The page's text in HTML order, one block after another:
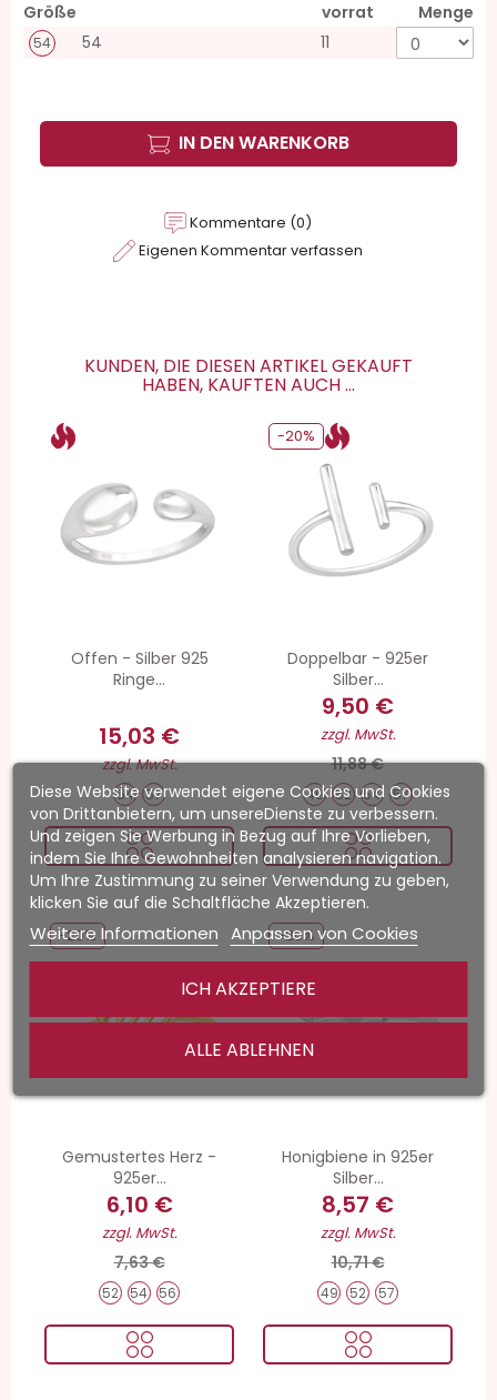
Größe vorrat Menge
54 54 11
IN DEN WARENKORB
Kommentare (0)
Eigenen Kommentar verfassen
KUNDEN, DIE DIESEN ARTIKEL GEKAUFT
HABEN, KAUFTEN AUCH ...
Offen - Silber 925
Ringe...
15,03 €
zzgl. MwSt.
54 57
Doppelbar - 925er
Silber...
9,50 €
zzgl. MwSt.
11,88 €
49 52 54 57
-20%
Gemustertes Herz -
925er...
6,10 €
zzgl. MwSt.
7,63 €
52 54 56
-20%
Honigbiene in 925er
Silber...
8,57 €
zzgl. MwSt.
10,71 €
49 52 57
-20%
Diese Website verwendet eigene Cookies und Cookies
von Drittanbietern, um unsereDienste zu verbessern.
Und zeigen Sie Werbung in Bezug auf Ihre Vorlieben,
indem Sie Ihre Gewohnheiten analysieren navigation.
Um Ihre Zustimmung zu seiner Verwendung zu geben,
klicken Sie auf die Schaltfläche Akzeptieren.
Weitere Informationen Anpassen von Cookies
ALLE ABLEHNEN
ICH AKZEPTIERE